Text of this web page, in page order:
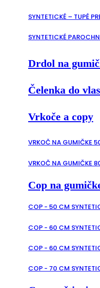
SYNTETICKÉ – TUPÉ
SYNTETICKÉ
Drdol na
Čelenka do
Vrkoče a copy
VRKOČ NA GUMIČKE
VRKOČ NA GUMIČKE
Cop na
COP - 50 CM
COP - 60 CM
COP - 60 CM
COP - 70 CM